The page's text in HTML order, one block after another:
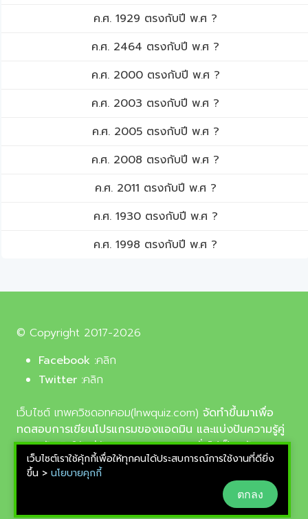
ค.ศ. 1929 ตรงกับปี พ.ศ ?
ค.ศ. 2464 ตรงกับปี พ.ศ ?
ค.ศ. 2000 ตรงกับปี พ.ศ ?
ค.ศ. 2003 ตรงกับปี พ.ศ ?
ค.ศ. 2005 ตรงกับปี พ.ศ ?
ค.ศ. 2008 ตรงกับปี พ.ศ ?
ค.ศ. 2011 ตรงกับปี พ.ศ ?
ค.ศ. 1930 ตรงกับปี พ.ศ ?
ค.ศ. 1998 ตรงกับปี พ.ศ ?
© Copyright 2017-2026
Facebook :คลิก
Twitter :คลิก
เว็บไซต์ เทพควิชดอทคอม(lnwquiz.com) จัดทำขึ้นมาเพื่อ
ทดสอบการเขียนโปรแกรมของแอดมิน และแบ่งปันความรู้คู่
ความบันเทิงให้แก่น้อง ๆ ตลอดจนบุคลทั่วไปเป็นหลัก,
รูปภาพที่นำมาใช้ประกอบบทความเป็นรูปภาพจากเว็บ
pixabay.com และunsplash.com ซึ่งเป็นเว็บแจกรูปฟรี
ลิขสิทธิ์แบบ CC0 ที่ช่างภาพจากทั่วโลกอัพโหลดไว้ให้
สามารถนำมาใช้ฟรีได้
เว็บไซต์เราใช้คุ้กกี้เพื่อให้ทุกคนได้ประสบการณ์การใช้งานที่ดียิ่ง
ขึ้น > นโยบายคุกกี้
ตกลง